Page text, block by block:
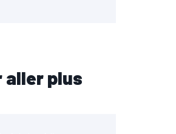
aller plus